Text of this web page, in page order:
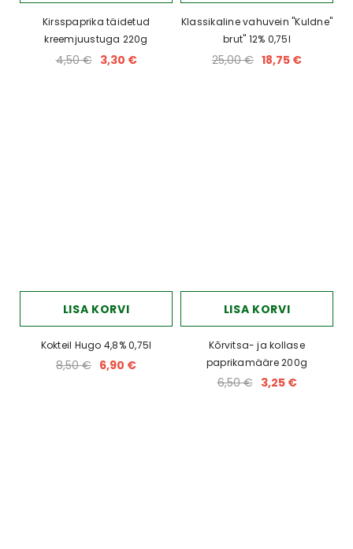
Kirsspaprika täidetud
kreemjuustuga 220g
4,50 € 3,30 €
Klassikaline vahuvein "Kuldne"
brut" 12% 0,75l
25,00 € 18,75 €
LISA KORVI
Kokteil Hugo 4,8% 0,75l
8,50 € 6,90 €
LISA KORVI
Kõrvitsa- ja kollase
paprikamääre 200g
6,50 € 3,25 €